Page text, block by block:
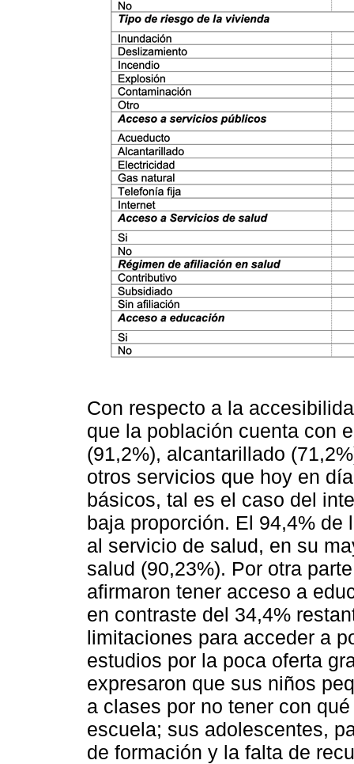
Con respecto a la
que la población cuenta con
(91,2%), alcantarillado
otros servicios que hoy en
básicos, tal es el caso del
baja proporción. El 94,4% de
al servicio de salud, en su
salud (90,23%). Por otra
afirmaron tener acceso a
en contraste del 34,4%
limitaciones para acceder a
estudios por la poca oferta
expresaron que sus niños
a clases por no tener con
escuela; sus adolescentes,
de formación y la falta de